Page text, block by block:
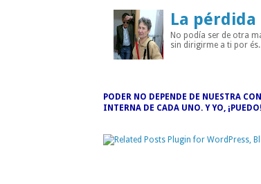
La pérdida
No podía ser de otra
sin dirigirme a ti por
PODER NO DEPENDE DE NUESTRA
INTERNA DE CADA UNO. Y YO, ¡PUEDO!